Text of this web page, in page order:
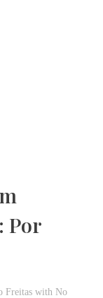
Por
Freitas with No